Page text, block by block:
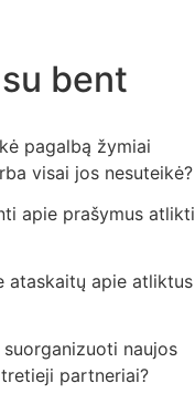
bent
pagalbą žymiai
visai jos nesuteikė?
apie prašymus atlikti
ataskaitų apie atliktus
naujos
partneriai?